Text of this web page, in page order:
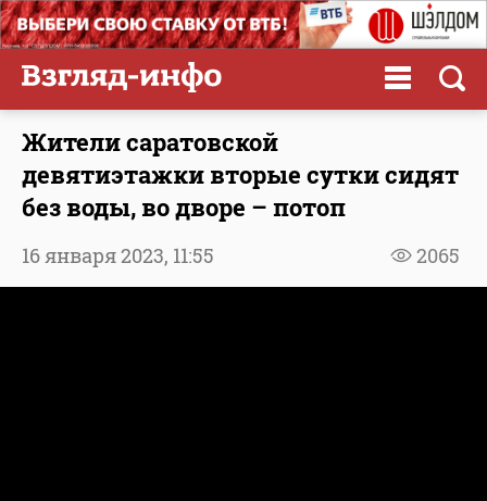
Жители саратовской
девятиэтажки вторые сутки сидят
без воды, во дворе – потоп
2065
16 января 2023, 11:55